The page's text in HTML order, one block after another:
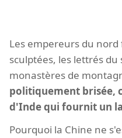
Les empereurs du
sculptées, les lettrés
monastères de
politiquement brisée,
d'Inde qui fournit un
Pourquoi la Chine ne